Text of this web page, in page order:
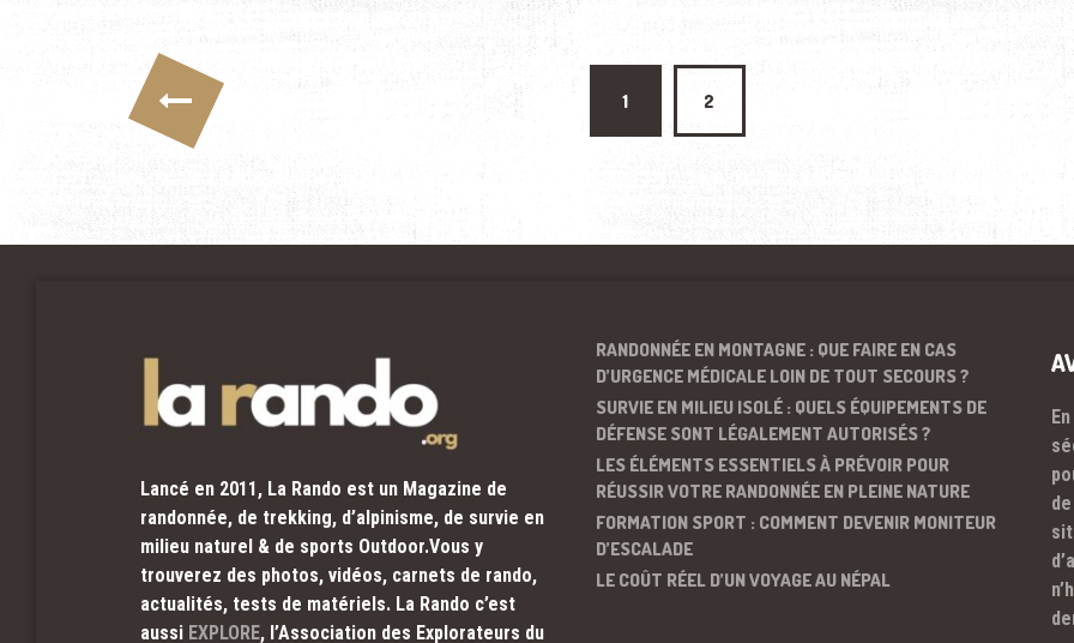
Pagination des publications
1 2
Lancé en 2011, La Rando est un Magazine de
randonnée, de trekking, d’alpinisme, de survie en
milieu naturel & de sports Outdoor.Vous y
trouverez des photos, vidéos, carnets de rando,
actualités, tests de matériels. La Rando c’est
aussi EXPLORE, l’Association des Explorateurs du
RANDONNÉE EN MONTAGNE : QUE FAIRE EN CAS
D’URGENCE MÉDICALE LOIN DE TOUT SECOURS ?
SURVIE EN MILIEU ISOLÉ : QUELS ÉQUIPEMENTS DE
DÉFENSE SONT LÉGALEMENT AUTORISÉS ?
LES ÉLÉMENTS ESSENTIELS À PRÉVOIR POUR
RÉUSSIR VOTRE RANDONNÉE EN PLEINE NATURE
FORMATION SPORT : COMMENT DEVENIR MONITEUR
D’ESCALADE
LE COÛT RÉEL D’UN VOYAGE AU NÉPAL